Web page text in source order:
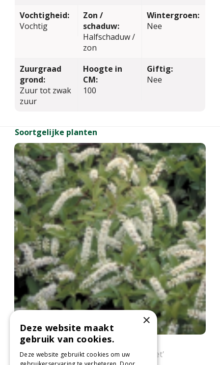
Vochtigheid:
Vochtig
Zon /
schaduw:
Halfschaduw /
zon
Wintergroen:
Nee
Zuurgraad
grond:
Zuur tot zwak
zuur
Hoogte in
CM:
100
Giftig:
Nee
Soortgelijke planten
Itea
Itea virginica 'Henry's Garnet'
×
Deze website maakt
gebruik van cookies.
Deze website gebruikt cookies om uw